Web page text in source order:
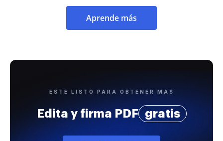
Aprende más
ESTÉ LISTO PARA OBTENER MÁS
Edita y firma PDF gratis